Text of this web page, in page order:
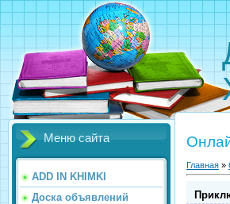
Меню сайта
ADD IN KHIMKI
Доска объявлений
Главная »